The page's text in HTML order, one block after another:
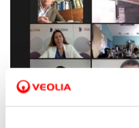
16 JUN 2021